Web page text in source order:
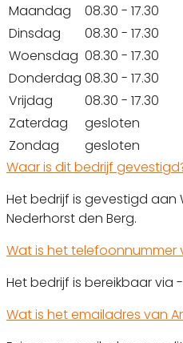
Maandag
08.30 - 17.30
Dinsdag
08.30 - 17.30
Woensdag 08.30 - 17.30
Donderdag 08.30 - 17.30
Vrijdag
08.30 - 17.30
Zaterdag
gesloten
Zondag
gesloten
Waar is dit bedrijf
Het bedrijf is gevestigd aan
Nederhorst den Berg.
Wat is het telefoonnummer
Het bedrijf is bereikbaar via
Wat is het emailadres van